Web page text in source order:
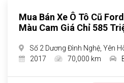
Mua Bán Xe Ô Tô Cũ
Màu Cam Giá Chỉ 585
Số 2 Dương Đình Nghệ, Yên
2017
70,000 km